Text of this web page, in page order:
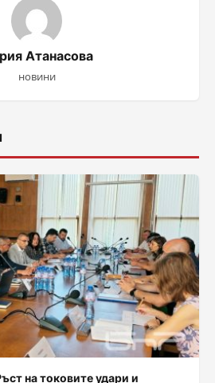
Атанасова
новини
на токовите удари и